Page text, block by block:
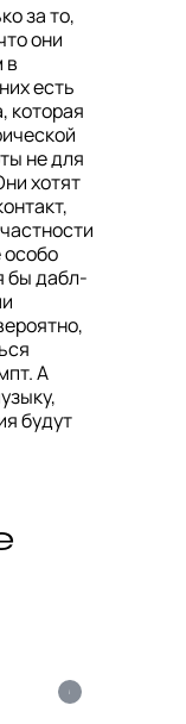
за то,
они
в
есть
которая
не для
хотят
особо
бы дабл-
А
будут
i